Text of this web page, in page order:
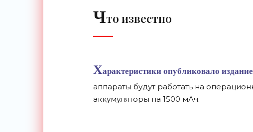
Что известно
Характеристики опубликовало
аппараты будут работать на
аккумуляторы на 1500 мАч.